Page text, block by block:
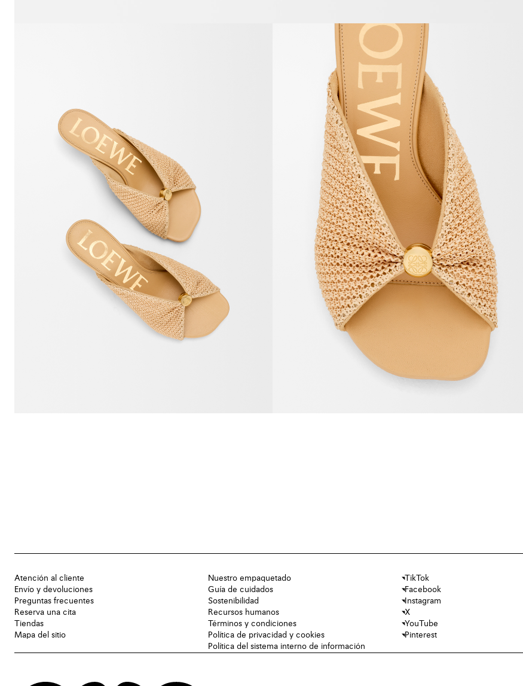
Atención al cliente
Envío y devoluciones
Preguntas frecuentes
Reserva una cita
Tiendas
Mapa del sitio
Nuestro empaquetado
Guía de cuidados
Sostenibilidad
Recursos humanos
Términos y condiciones
Política de privacidad y cookies
Política del sistema interno de información
TikTok
Facebook
Instagram
X
YouTube
Pinterest